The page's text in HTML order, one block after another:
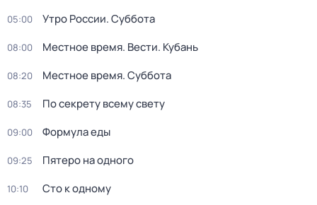
05:00 Утро России. Суббота
08:00 Местное время. Вести. Кубань
08:20 Местное время. Суббота
08:35 По секрету всему свету
09:00 Формула еды
09:25 Пятеро на одного
10:10 Сто к одному